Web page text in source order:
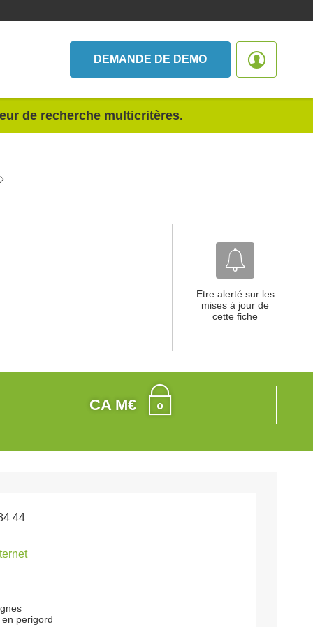
DEMANDE DE DEMO
de recherche multicritères.
Etre alerté sur les
mises à jour de
cette fiche
CA M€
44
perigord